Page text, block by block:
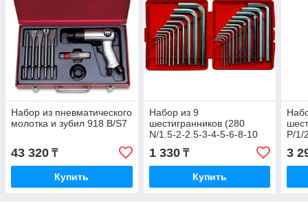
Набор из пневматического
молотка и зубил 918 В/S7
43 320 ₸
Купить
Набор из 9
шестигранников (280
N/1.5-2-2.5-3-4-5-6-8-10
1 330₸
Купить
P/1/
3